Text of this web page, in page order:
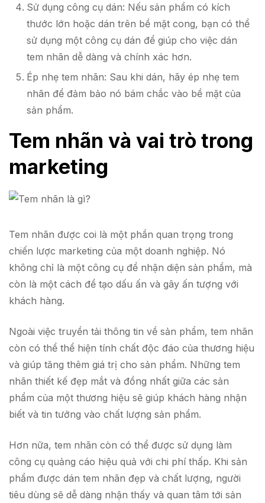
Sử dụng công cụ dán: Nếu sản phẩm có kích
thước lớn hoặc dán trên bề mặt cong, bạn có thể
sử dụng một công cụ dán để giúp cho việc dán
tem nhãn dễ dàng và chính xác hơn.
Ép nhẹ tem nhãn: Sau khi dán, hãy ép nhẹ tem
nhãn để đảm bảo nó bám chắc vào bề mặt của
sản phẩm.
Tem nhãn và vai trò trong
marketing
Tem nhãn được coi là một phần quan trọng trong
chiến lược marketing của một doanh nghiệp. Nó
không chỉ là một công cụ để nhận diện sản phẩm, mà
còn là một cách để tạo dấu ấn và gây ấn tượng với
khách hàng.
Ngoài việc truyền tải thông tin về sản phẩm, tem nhãn
còn có thể thể hiện tính chất độc đáo của thương hiệu
và giúp tăng thêm giá trị cho sản phẩm. Những tem
nhãn thiết kế đẹp mắt và đồng nhất giữa các sản
phẩm của một thương hiệu sẽ giúp khách hàng nhận
biết và tin tưởng vào chất lượng sản phẩm.
Hơn nữa, tem nhãn còn có thể được sử dụng làm
công cụ quảng cáo hiệu quả với chi phí thấp. Khi sản
phẩm được dán tem nhãn đẹp và chất lượng, người
tiêu dùng sẽ dễ dàng nhận thấy và quan tâm tới sản